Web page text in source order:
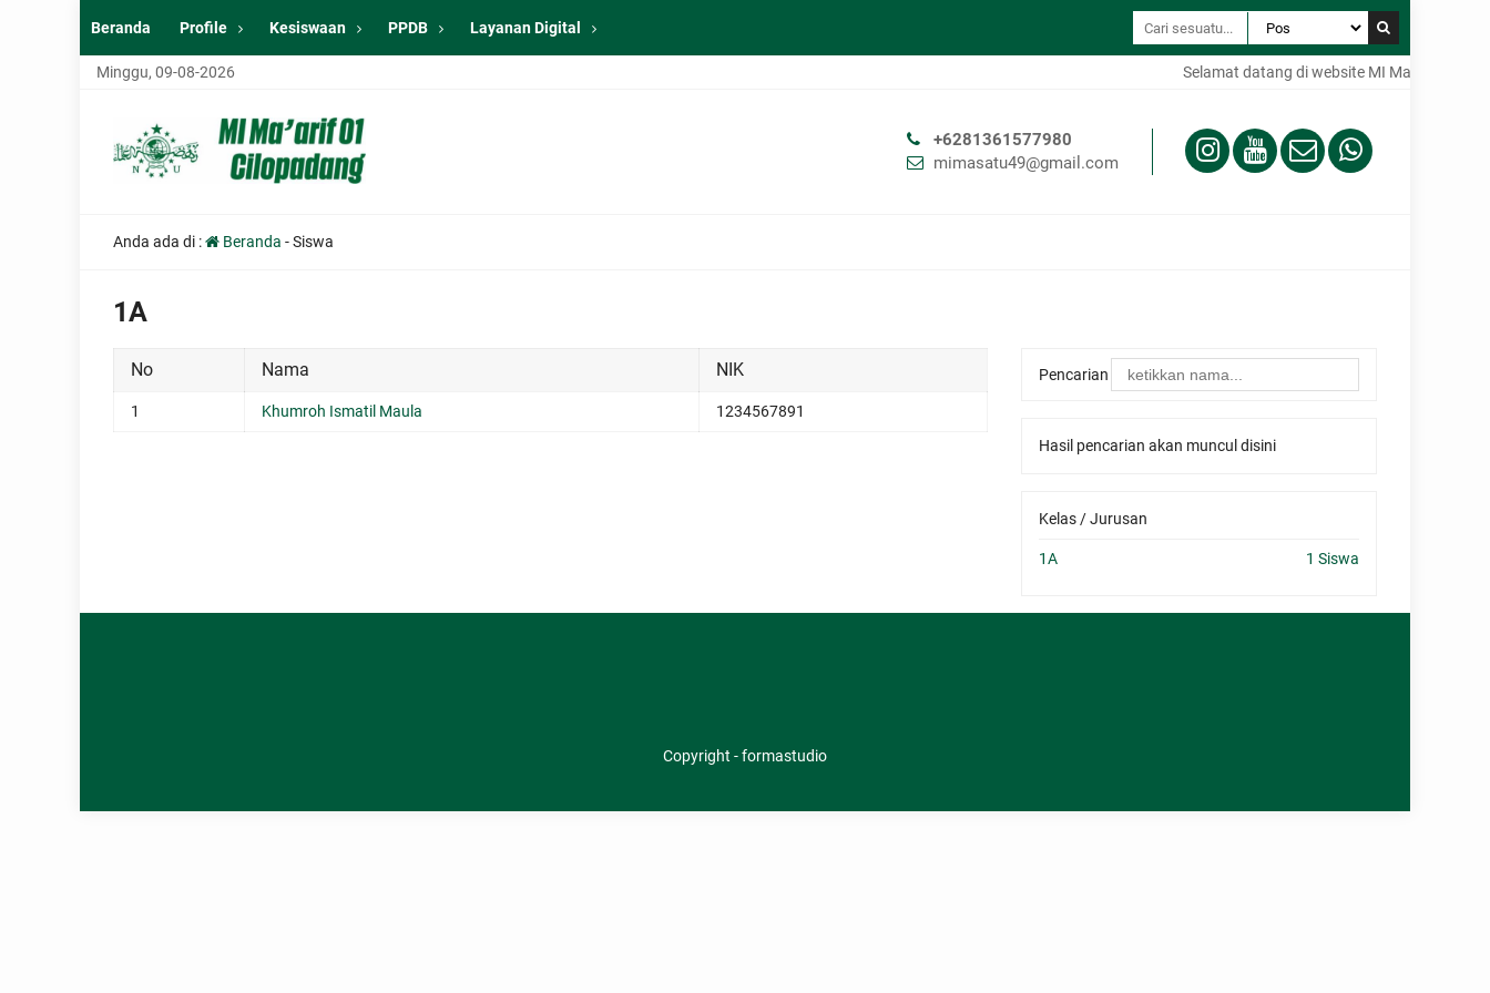
Beranda Profile Kesiswaan PPDB Layanan Digital
Minggu, 09-08-2026 Selamat datang di website MI Ma'arif 01
+6281361577980
mimasatu49@gmail.com
Anda ada di : Beranda -Siswa
1A
No Nama NIK
1 Khumroh Ismatil Maula 1234567891
Pencarian
Hasil pencarian akan muncul disini
Kelas / Jurusan
1A 1 Siswa
Copyright - formastudio